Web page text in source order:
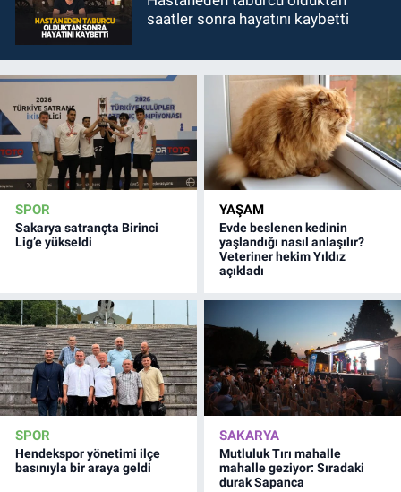
saatler sonra hayatını kaybetti
SPOR
Sakarya satrançta Birinci
Lig’e yükseldi
YAŞAM
Evde beslenen kedinin
yaşlandığı nasıl anlaşılır?
Veteriner hekim Yıldız
açıkladı
SPOR
Hendekspor yönetimi ilçe
basınıyla bir araya geldi
SAKARYA
Mutluluk Tırı mahalle
mahalle geziyor: Sıradaki
durak Sapanca